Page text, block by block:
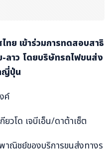
ทย เข้าร่วมการทดสอบสาธิ
ลาว โดยบริษัทรถไฟขนส่ง
ญี่ปุ่น
ค์
วโด เจบีเอ็น/ดาต้าเซ็ต
าณิชย์ของบริการขนส่งทางร